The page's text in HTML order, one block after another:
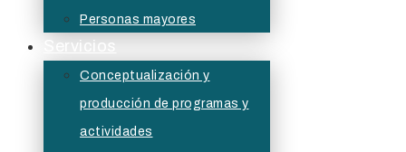
Personas mayores
Servicios
Conceptualización y
producción de programas y
actividades